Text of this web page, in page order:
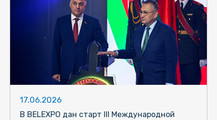
17.06.2026
В BELEXPO дан старт III Международной